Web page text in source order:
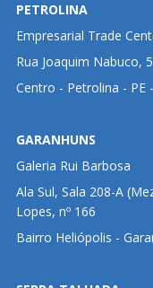
PETROLINA
Empresarial Trade
Rua Joaquim Nabuco,
Centro - Petrolina - PE
GARANHUNS
Galeria Rui Barbosa
Ala Sul, Sala 208-A
Lopes, nº 166
Bairro Heliópolis -